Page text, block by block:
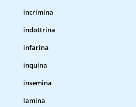
incrimina
indottrina
infarina
inquina
insemina
lamina